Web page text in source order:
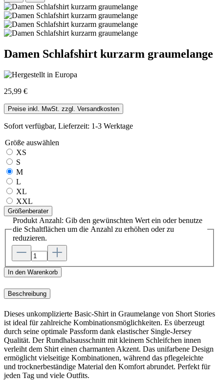
Damen Schlafshirt kurzarm graumelange
25,99 €
Preise inkl. MwSt. zzgl. Versandkosten
Sofort verfügbar, Lieferzeit: 1-3 Werktage
Größe auswählen
XS
S
M
L
XL
XXL
Größenberater
Produkt Anzahl: Gib den gewünschten Wert ein oder benutze
die Schaltflächen um die Anzahl zu erhöhen oder zu
reduzieren.
In den Warenkorb
Beschreibung
Dieses unkomplizierte Basic-Shirt in Graumelange von Short Stories
ist ideal für zahlreiche Kombinationsmöglichkeiten. Es überzeugt
durch seine optimale Passform dank elastischer Single-Jersey
Qualität. Der Rundhalsausschnitt mit kleinem Schleifchen innen
verleiht dem Shirt einen charmanten Akzent. Das unifarbene Design
ermöglicht vielseitige Kombinationen, während das pflegeleichte
und trocknerbeständige Material den Komfort abrundet. Perfekt für
jeden Tag und viele Outfits.